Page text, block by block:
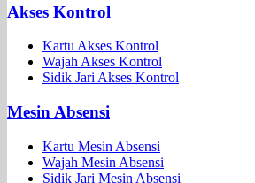
Akses Kontrol
Kartu Akses Kontrol
Wajah Akses Kontrol
Sidik Jari Akses Kontrol
Mesin Absensi
Kartu Mesin Absensi
Wajah Mesin Absensi
Sidik Jari Mesin Absensi